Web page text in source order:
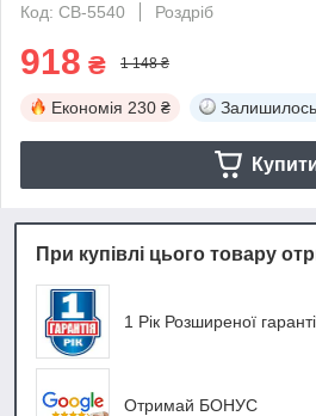
Код: СВ-5540
Роздріб
918 ₴ 1 148 ₴
Економія 230 ₴ Залишилось
При купівлі цього товару
1 Рік Розширеної
Отримай БОНУС